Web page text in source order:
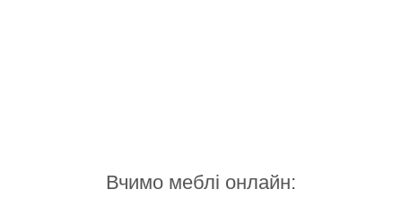
Вчимо меблі онлайн: